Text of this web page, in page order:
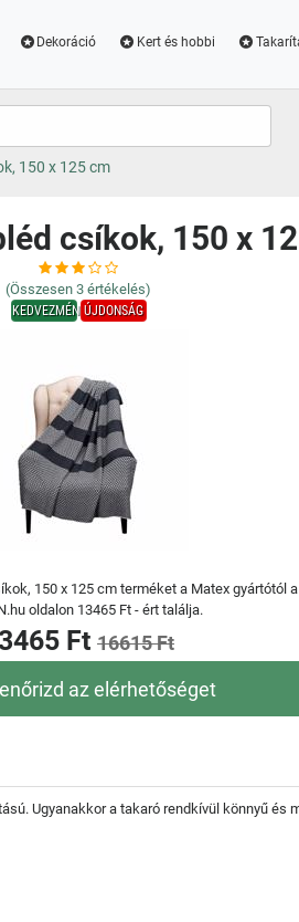
Dekoráció Kert és hobbi
150 x 125 cm
csíkok, 150 x
(Összesen 3 értékelés)
KEDVEZMÉNYÚJDONSÁG
150 x 125 cm terméket a Matex gyártótól a
oldalon 13465 Ft - ért találja.
Ft 16615 Ft
az elérhetőséget
Ugyanakkor a takaró rendkívül könnyű és